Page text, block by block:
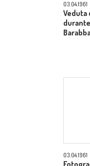
03.04.1961
Veduta
03.04.1961